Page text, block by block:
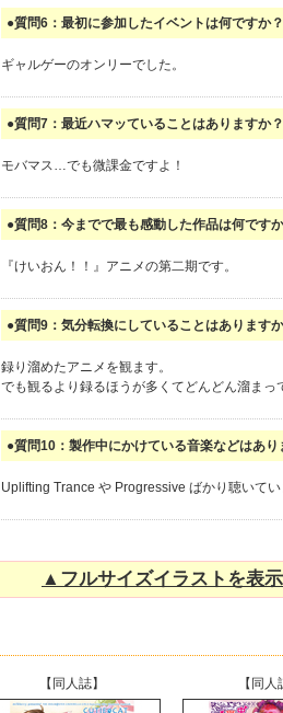
●質問6：最初に参加したイベントは何ですか？
ギャルゲーのオンリーでした。
●質問7：最近ハマッていることはありますか？
モバマス…でも微課金ですよ！
●質問8：今までで最も感動した作品は何です
『けいおん！！』アニメの第二期です。
●質問9：気分転換にしていることはあります
録り溜めたアニメを観ます。
でも観るより録るほうが多くてどんどん溜まっ
●質問10：製作中にかけている音楽などはあり
Uplifting Trance や Progressive ばかり聴いてい
▲フルサイズイラストを表
【同人誌】 【同人